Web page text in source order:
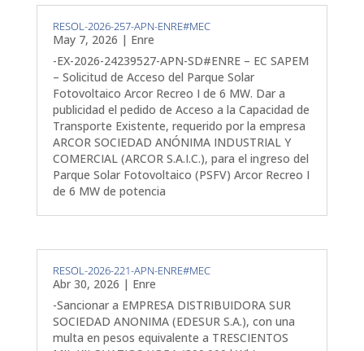
RESOL-2026-257-APN-ENRE#MEC
May 7, 2026 | Enre
-EX-2026-24239527-APN-SD#ENRE – EC SAPEM
– Solicitud de Acceso del Parque Solar
Fotovoltaico Arcor Recreo I de 6 MW. Dar a
publicidad el pedido de Acceso a la Capacidad de
Transporte Existente, requerido por la empresa
ARCOR SOCIEDAD ANÓNIMA INDUSTRIAL Y
COMERCIAL (ARCOR S.A.I.C.), para el ingreso del
Parque Solar Fotovoltaico (PSFV) Arcor Recreo I
de 6 MW de potencia
RESOL-2026-221-APN-ENRE#MEC
Abr 30, 2026 | Enre
-Sancionar a EMPRESA DISTRIBUIDORA SUR
SOCIEDAD ANONIMA (EDESUR S.A.), con una
multa en pesos equivalente a TRESCIENTOS